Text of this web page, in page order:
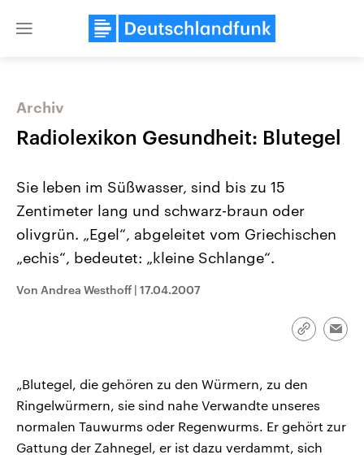
Close
Landtagswahl Sachsen-Anhalt
2026
Umfragen, Prognosen,
Wahlprogramme, aktuelle Berichte
und Hintergründe zu den Parteien
und Kandidaten der anstehenden
Wirtschaftlich und
gehören die Vereinigten
Sendungen Programm Podcasts
Audio-Archiv
Archiv
Radiolexikon Gesundheit: Blutegel
Sie leben im Süßwasser, sind bis zu 15
Zentimeter lang und schwarz-braun oder
olivgrün. „Egel“, abgeleitet vom Griechischen
„echis“, bedeutet: „kleine Schlange“.
Von Andrea Westhoff | 17.04.2007
Link
„Blutegel, die gehören zu den Würmern, zu den
Ringelwürmern, sie sind nahe Verwandte unseres
normalen Tauwurms oder Regenwurms. Er gehört zur
Gattung der Zahnegel, er ist dazu verdammt, sich